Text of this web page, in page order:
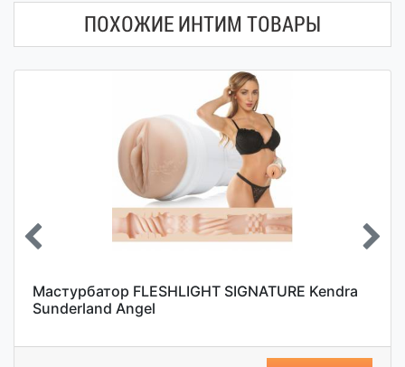
ПОХОЖИЕ ИНТИМ ТОВАРЫ
Мастурбатор FLESHLIGHT SIGNATURE Kendra
Sunderland Angel